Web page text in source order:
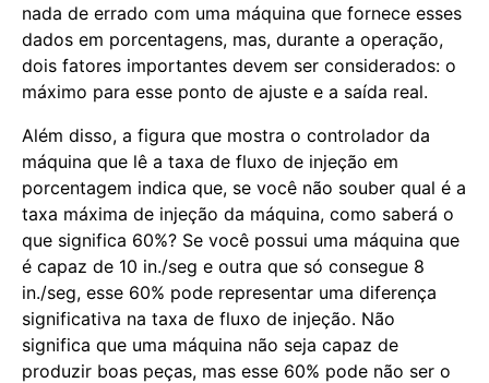
nada de errado com uma máquina que fornece esses
dados em porcentagens, mas, durante a operação,
dois fatores importantes devem ser considerados: o
máximo para esse ponto de ajuste e a saída real.
Além disso, a figura que mostra o controlador da
máquina que lê a taxa de fluxo de injeção em
porcentagem indica que, se você não souber qual é a
taxa máxima de injeção da máquina, como saberá o
que significa 60%? Se você possui uma máquina que
é capaz de 10 in./seg e outra que só consegue 8
in./seg, esse 60% pode representar uma diferença
significativa na taxa de fluxo de injeção. Não
significa que uma máquina não seja capaz de
produzir boas peças, mas esse 60% pode não ser o